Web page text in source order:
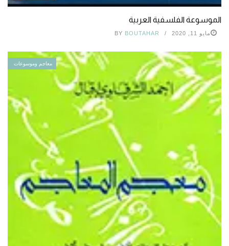
الموسوعة الفلسفية العربية
مايو 11, 2020 BY BOUTAHAR
معاجم وموسوعات